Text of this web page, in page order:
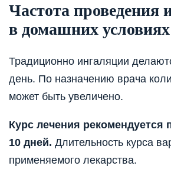
Частота проведения
в домашних условиях
Традиционно ингаляции
день. По назначению врача
может быть увеличено.
Курс лечения рекомендуется
10 дней. Длительность курса
применяемого лекарства.